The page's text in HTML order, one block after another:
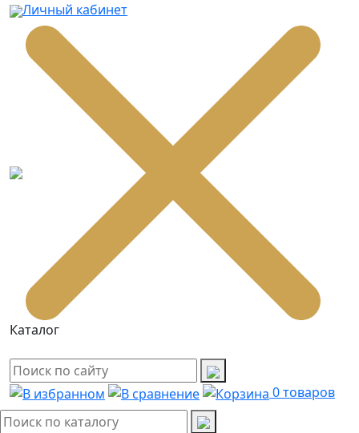
Личный кабинет
Каталог
0товаров